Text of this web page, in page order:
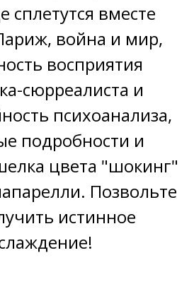
сплетутся вместе
война и мир,
восприятия
сюрреалиста и
психоанализа,
подробности и
цвета "шокинг"
Позвольте
истинное